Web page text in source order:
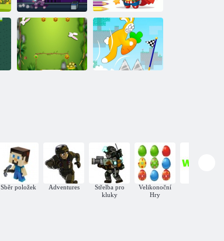
Skate útěk
Omalovánka:
Super Bunny
Sběr položek Adventures
Střelba pro
kluky
Velikonoční
Hry